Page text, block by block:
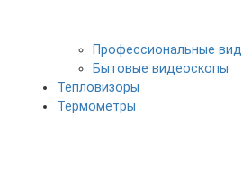
Профессиональные
Бытовые видеоскопы
Тепловизоры
Термометры